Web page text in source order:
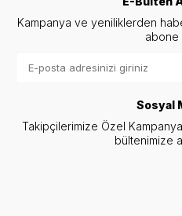
Kampanya ve yeniliklerden
abone
Sosyal
Takipçilerimize Özel
bültenimize